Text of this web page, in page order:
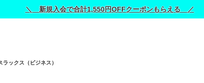
＼ 新規入会で合計1,550円OFFクーポンもらえる ／
ラックス（ビジネス）